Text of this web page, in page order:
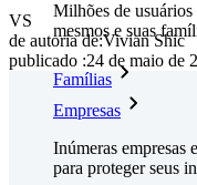
Milhões de
mesmos e suas
Famílias
Empresas
Inúmeras empresas
para proteger seus
VS
de autoria de:Vivian Shic
publicado :24 de maio de